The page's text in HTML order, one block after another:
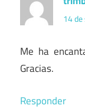
14
Me ha
Gracias.
Responder